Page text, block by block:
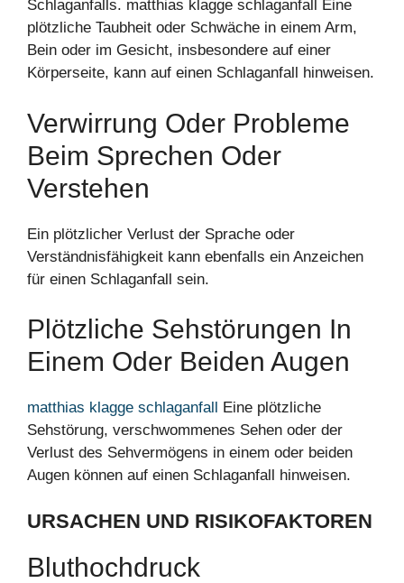
Schlaganfalls. matthias klagge schlaganfall Eine
plötzliche Taubheit oder Schwäche in einem Arm,
Bein oder im Gesicht, insbesondere auf einer
Körperseite, kann auf einen Schlaganfall hinweisen.
Verwirrung Oder Probleme
Beim Sprechen Oder
Verstehen
Ein plötzlicher Verlust der Sprache oder
Verständnisfähigkeit kann ebenfalls ein Anzeichen
für einen Schlaganfall sein.
Plötzliche Sehstörungen In
Einem Oder Beiden Augen
matthias klagge schlaganfall Eine plötzliche
Sehstörung, verschwommenes Sehen oder der
Verlust des Sehvermögens in einem oder beiden
Augen können auf einen Schlaganfall hinweisen.
URSACHEN UND RISIKOFAKTOREN
Bluthochdruck